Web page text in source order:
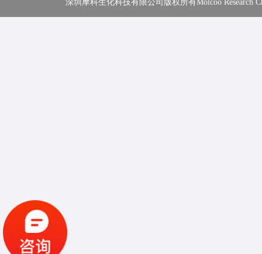
深圳摩科生化科技有限公司版权所有Molcoo Research